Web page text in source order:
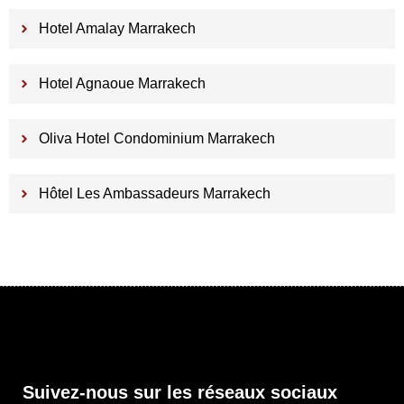
Hotel Amalay Marrakech
Hotel Agnaoue Marrakech
Oliva Hotel Condominium Marrakech
Hôtel Les Ambassadeurs Marrakech
Suivez-nous sur les réseaux sociaux